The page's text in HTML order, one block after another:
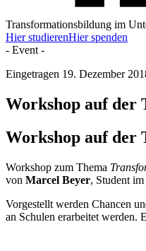
Transformationsbildung im
Hier studierenHier spenden
- Event -
Eingetragen 19. Dezember
Workshop auf der
Workshop auf der
Workshop zum Thema
von Marcel Beyer, Student
Vorgestellt werden Chancen
an Schulen erarbeitet werden.